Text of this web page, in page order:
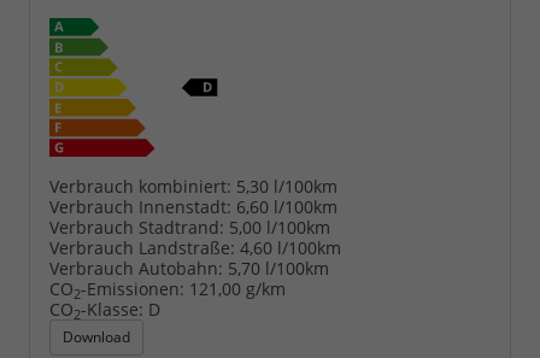
Verbrauch kombiniert: 5,30 l/100km
Verbrauch Innenstadt: 6,60 l/100km
Verbrauch Stadtrand: 5,00 l/100km
Verbrauch Landstraße: 4,60 l/100km
Verbrauch Autobahn: 5,70 l/100km
CO2-Emissionen: 121,00 g/km
CO2-Klasse: D
Download